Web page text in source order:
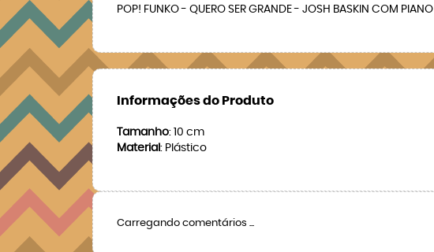
POP! FUNKO - QUERO SER GRANDE - JOSH BASKIN COM PIANO
Informações do Produto
Tamanho: 10 cm
Material : Plástico
Carregando comentários ...